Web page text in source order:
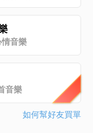
音樂
音樂
如何幫好友買單